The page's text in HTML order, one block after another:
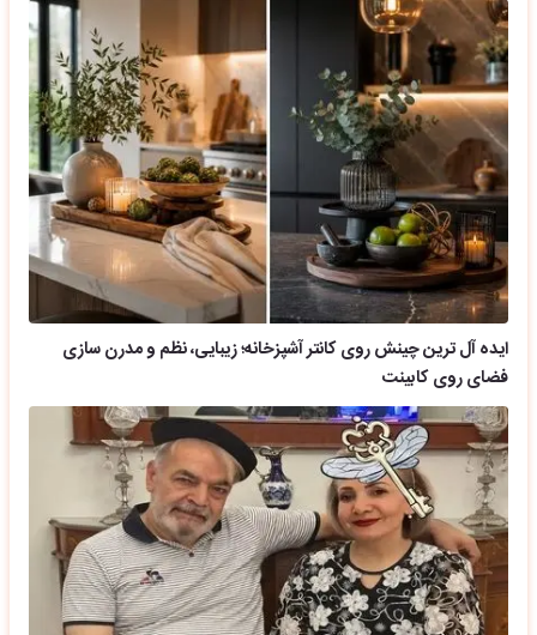
ایده آل ترین چینش روی کانتر آشپزخانه؛ زیبایی، نظم و مدرن سازی
فضای روی کابینت